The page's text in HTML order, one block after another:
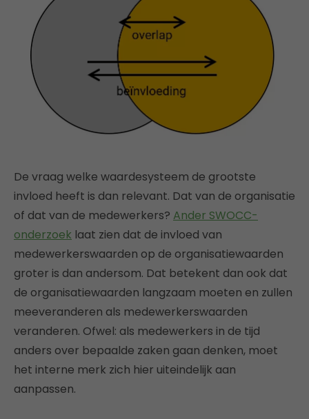
De vraag welke waardesysteem de grootste
invloed heeft is dan relevant. Dat van de organisatie
of dat van de medewerkers? Ander SWOCC-
onderzoek laat zien dat de invloed van
medewerkerswaarden op de organisatiewaarden
groter is dan andersom. Dat betekent dan ook dat
de organisatiewaarden langzaam moeten en zullen
meeveranderen als medewerkerswaarden
veranderen. Ofwel: als medewerkers in de tijd
anders over bepaalde zaken gaan denken, moet
het interne merk zich hier uiteindelijk aan
aanpassen.